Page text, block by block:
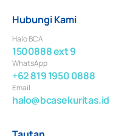
Hubungi Kami
Halo BCA
1500888 ext 9
WhatsApp
+62 819 1950 0888
Email
halo@bcasekuritas.id